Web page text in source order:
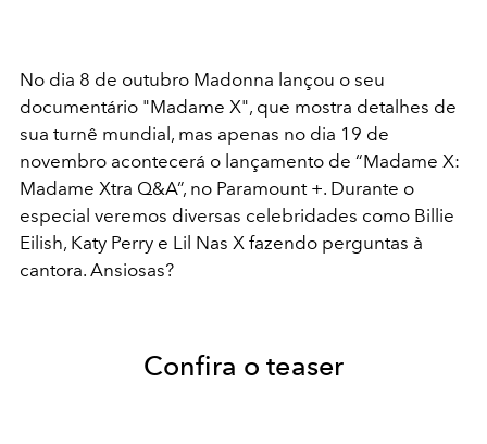
No dia 8 de outubro Madonna lançou o seu
documentário "Madame X", que mostra detalhes de
sua turnê mundial, mas apenas no dia 19 de
novembro acontecerá o lançamento de “Madame X:
Madame Xtra Q&A”, no Paramount +. Durante o
especial veremos diversas celebridades como Billie
Eilish, Katy Perry e Lil Nas X fazendo perguntas à
cantora. Ansiosas?
Confira o teaser